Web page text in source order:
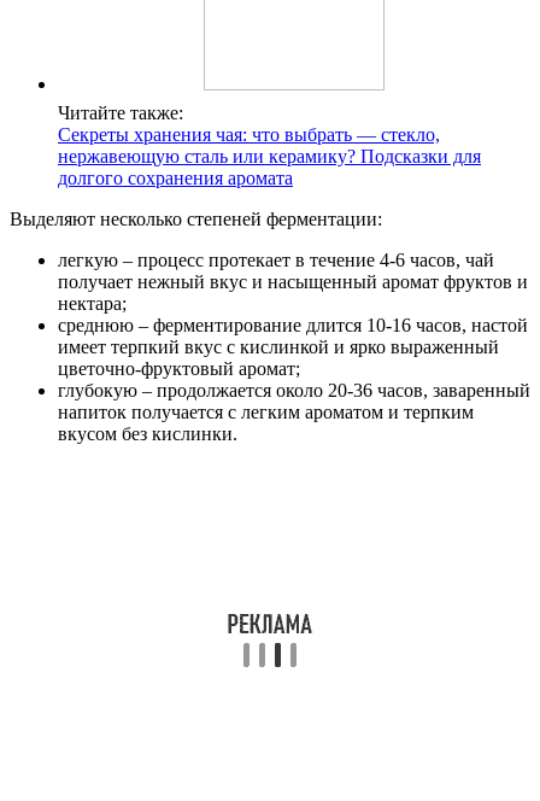
Читайте также:
Секреты хранения чая: что выбрать — стекло,
нержавеющую сталь или керамику? Подсказки для
долгого сохранения аромата
Выделяют несколько степеней ферментации:
легкую – процесс протекает в течение 4-6 часов, чай
получает нежный вкус и насыщенный аромат фруктов и
нектара;
среднюю – ферментирование длится 10-16 часов, настой
имеет терпкий вкус с кислинкой и ярко выраженный
цветочно-фруктовый аромат;
глубокую – продолжается около 20-36 часов, заваренный
напиток получается с легким ароматом и терпким
вкусом без кислинки.